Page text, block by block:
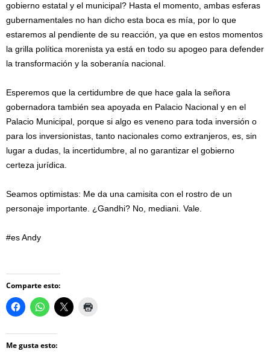
gobierno estatal y el municipal? Hasta el momento, ambas esferas
gubernamentales no han dicho esta boca es mía, por lo que
estaremos al pendiente de su reacción, ya que en estos momentos
la grilla política morenista ya está en todo su apogeo para defender
la transformación y la soberanía nacional.
Esperemos que la certidumbre de que hace gala la señora
gobernadora también sea apoyada en Palacio Nacional y en el
Palacio Municipal, porque si algo es veneno para toda inversión o
para los inversionistas, tanto nacionales como extranjeros, es, sin
lugar a dudas, la incertidumbre, al no garantizar el gobierno
certeza jurídica.
Seamos optimistas: Me da una camisita con el rostro de un
personaje importante. ¿Gandhi? No, mediani. Vale.
#es Andy
Comparte esto:
Me gusta esto: